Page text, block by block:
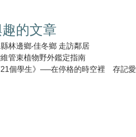
的文章
縣林邊鄉‧佳冬鄉 走訪鄰居
維管束植物野外鑑定指南
21個學生》──在停格的時空裡 存記愛